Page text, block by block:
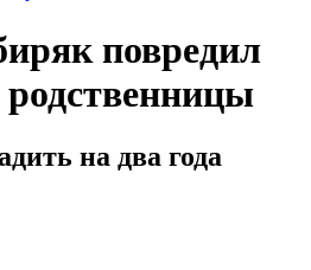
повредил
родственницы
на два года